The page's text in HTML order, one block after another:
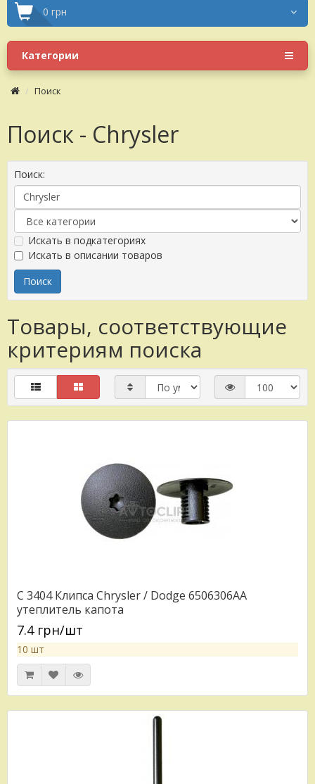
0 грн
Категории
Поиск
Поиск - Chrysler
Поиск:
Искать в подкатегориях
Искать в описании товаров
Товары, соответствующие
критериям поиска
C 3404 Клипса Chrysler / Dodge 6506306AA
утеплитель капота
7.4 грн/шт
10 шт